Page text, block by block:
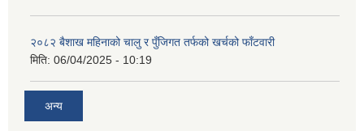
२०८२ बैशाख महिनाको चालु र पुँजिगत तर्फको खर्चको फाँटवारी
मिति: 06/04/2025 - 10:19
अन्य